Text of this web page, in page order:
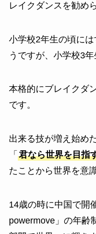
レイクダンスを勧め
小学校2年生の頃に
うですが、小学校3
本格的にブレイクダ
です。
出来る技が増え始め
「 君なら世界を目指
たことから世界を意
14歳の時に中国で開
powermove」の年齢